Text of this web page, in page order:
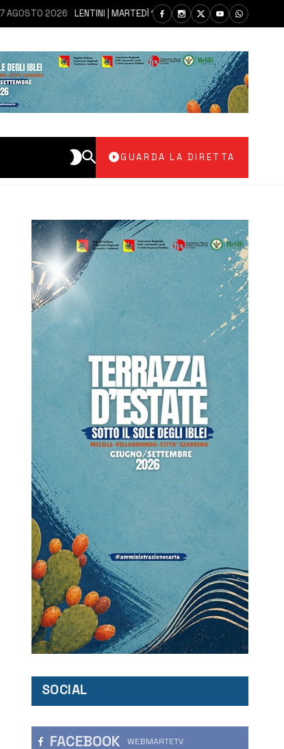
2026 LENTINI | MARTEDÌ 11 AGOSTO SEDUTA DI CONSIGLIO
GUARDA LA DIRETTA
SOCIAL
FACEBOOK WEBMARTETV